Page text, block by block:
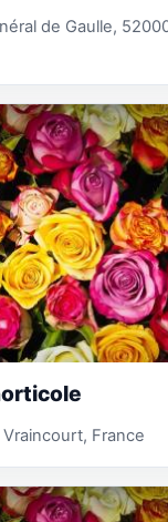
de Gaulle,
Vraincourt, France